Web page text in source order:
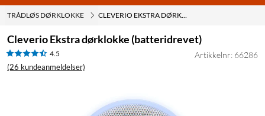
TRÅDLØS DØRKLOKKE CLEVERIO EKSTRA DØRKLOKKE (BATTERIDREVET)
Cleverio Ekstra dørklokke (batteridrevet)
4.5
(26 kundeanmeldelser)
Artikkelnr: 66286